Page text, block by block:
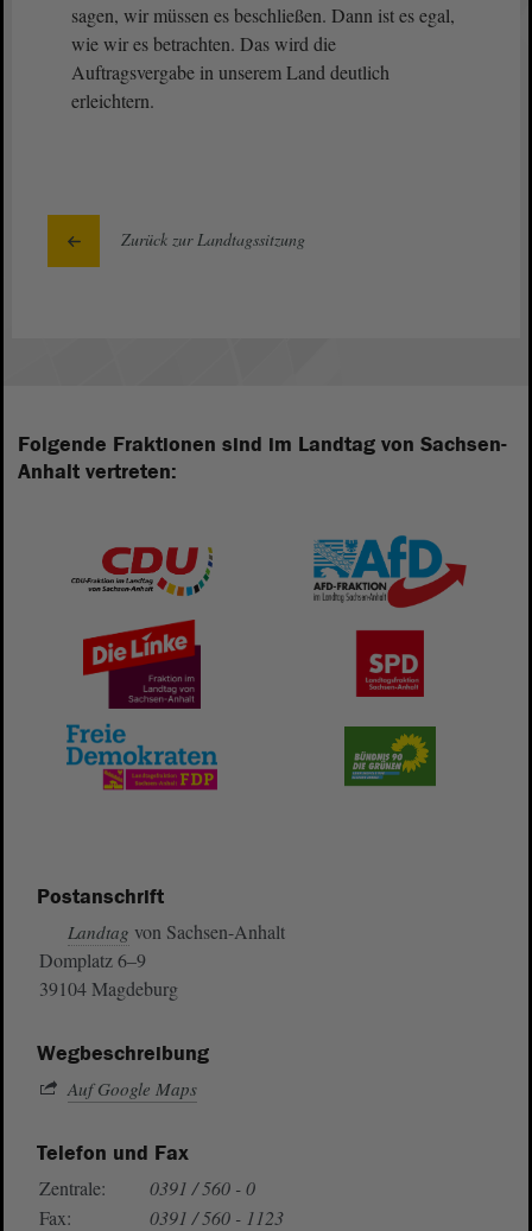
sagen, wir müssen es beschließen. Dann ist es egal,
wie wir es betrachten. Das wird die
Auftragsvergabe in unserem Land deutlich
erleichtern.
Zurück zur Landtagssitzung
Folgende Fraktionen sind im Landtag von Sachsen-
Anhalt vertreten:
Postanschrift
Landtag von Sachsen-Anhalt
Domplatz 6–9
39104 Magdeburg
Wegbeschreibung
Auf Google Maps
Telefon und Fax
Zentrale:
0391 / 560 - 0
Fax:
0391 / 560 - 1123